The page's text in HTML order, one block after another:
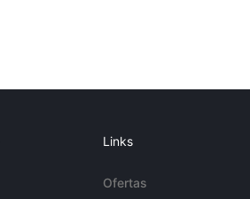
Links
Ofertas